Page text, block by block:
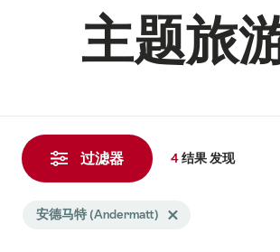
主题旅
过滤器 4结果发现
Search
安德马特 (Andermatt)Delete 安德马特